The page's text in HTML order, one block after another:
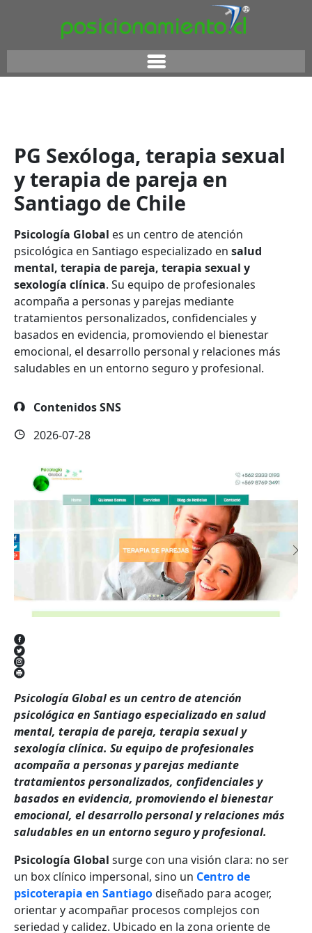
PG Sexóloga, terapia sexual
y terapia de pareja en
Santiago de Chile
Psicología Global es un centro de atención
psicológica en Santiago especializado en salud
mental, terapia de pareja, terapia sexual y
sexología clínica. Su equipo de profesionales
acompaña a personas y parejas mediante
tratamientos personalizados, confidenciales y
basados en evidencia, promoviendo el bienestar
emocional, el desarrollo personal y relaciones más
saludables en un entorno seguro y profesional.
Contenidos SNS
2026-07-28
Psicología Global es un centro de atención
psicológica en Santiago especializado en salud
mental, terapia de pareja, terapia sexual y
sexología clínica. Su equipo de profesionales
acompaña a personas y parejas mediante
tratamientos personalizados, confidenciales y
basados en evidencia, promoviendo el bienestar
emocional, el desarrollo personal y relaciones más
saludables en un entorno seguro y profesional.
Psicología Global surge con una visión clara: no ser
un box clínico impersonal, sino un Centro de
psicoterapia en Santiagodiseñado para acoger,
orientar y acompañar procesos complejos con
seriedad y calidez. Ubicado en la zona oriente de